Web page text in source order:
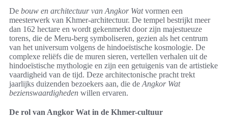
De bouw en architectuur van Angkor Watvormen een
meesterwerk van Khmer-architectuur. De tempel bestrijkt meer
dan 162 hectare en wordt gekenmerkt door zijn majestueuze
torens, die de Meru-berg symboliseren, gezien als het centrum
van het universum volgens de hindoeïstische kosmologie. De
complexe reliëfs die de muren sieren, vertellen verhalen uit de
hindoeïstische mythologie en zijn een getuigenis van de artistieke
vaardigheid van de tijd. Deze architectonische pracht trekt
jaarlijks duizenden bezoekers aan, die de Angkor Wat
bezienswaardigheden willen ervaren.
De rol van Angkor Wat in de Khmer-cultuur